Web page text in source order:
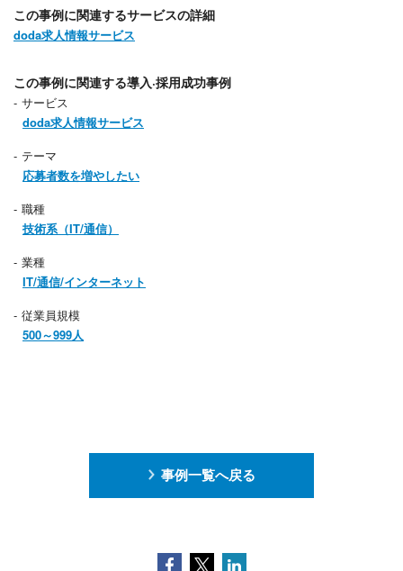
この事例に関連するサービスの詳細
doda求人情報サービス
この事例に関連する導入·採用成功事例
サービス
doda求人情報サービス
テーマ
応募者数を増やしたい
職種
技術系（IT/通信）
業種
IT/通信/インターネット
従業員規模
500～999人
事例一覧へ戻る
Facebook
TwitterLinkedIn